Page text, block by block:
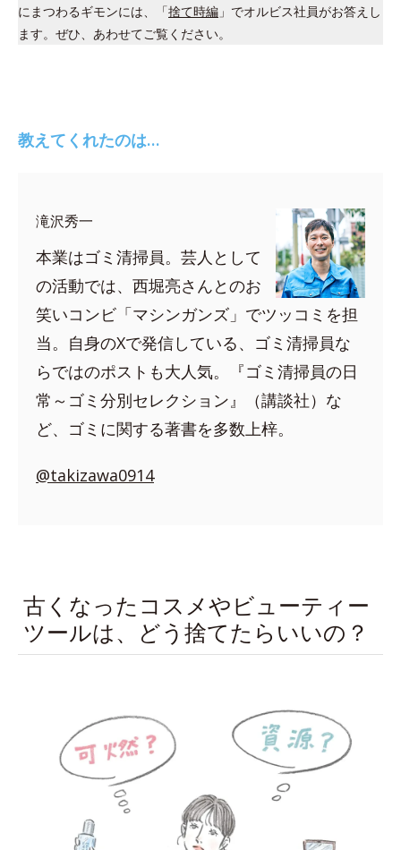
にまつわるギモンには、「捨て時編 」でオルビス社員がお答えし
ます。ぜひ、あわせてご覧ください。
教えてくれたのは…
滝沢秀一
本業はゴミ清掃員。芸人として
の活動では、西堀亮さんとのお
笑いコンビ「マシンガンズ」でツッコミを担
当。自身のXで発信している、ゴミ清掃員な
らではのポストも大人気。『ゴミ清掃員の日
常～ゴミ分別セレクション』（講談社）な
ど、ゴミに関する著書を多数上梓。
@takizawa0914
古くなったコスメやビューティー
ツールは、どう捨てたらいいの？